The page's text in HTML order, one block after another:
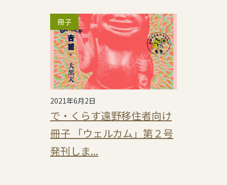
冊子
2021年6月2日
で・くらす遠野移住者向け
冊子 「ウェルカム」第２号
発刊しま...